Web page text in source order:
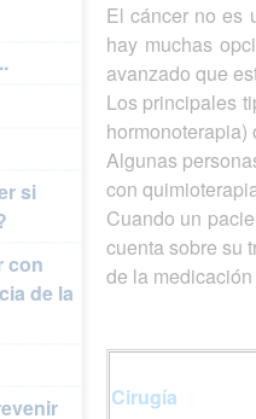
si
con
de la
El cáncer no es
hay muchas
avanzado que
Los principales
hormonoterapia)
Algunas
con
Cuando un
cuenta sobre su
de la
Cirugía